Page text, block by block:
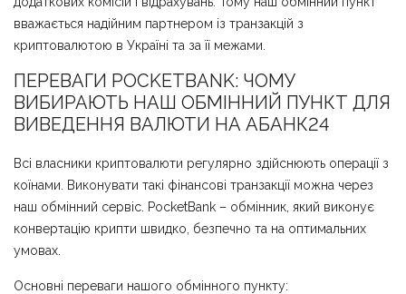
вважається надійним партнером із транзакцій з
криптовалютою в Україні та за її межами.
ПЕРЕВАГИ POCKETBANK: ЧОМУ
ВИБИРАЮТЬ НАШ ОБМІННИЙ ПУНКТ ДЛЯ
ВИВЕДЕННЯ ВАЛЮТИ НА АБАНК24
Всі власники криптовалюти регулярно здійснюють операції з
коїнами. Виконувати такі фінансові транзакції можна через
наш обмінний сервіс. PocketBank – обмінник, який виконує
конвертацію крипти швидко, безпечно та на оптимальних
умовах.
Основні переваги нашого обмінного пункту: